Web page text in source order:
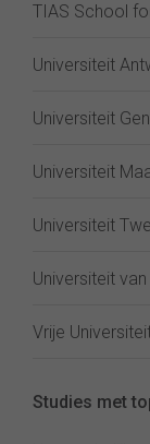
TIAS School
Universiteit
Universiteit
Universiteit
Universiteit
Universiteit
Vrije
Studies met